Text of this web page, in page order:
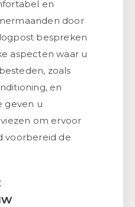
en
door
bespreken
aspecten waar u
zoals
en
geven u
om ervoor
voorbereid de